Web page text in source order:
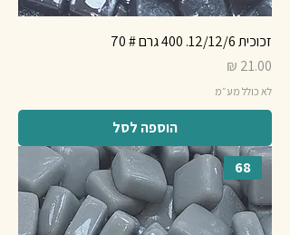
זכוכית 12/12/6. 400 גרם # 70
מחיר
לא כולל מע״מ
הוספה לסל
68